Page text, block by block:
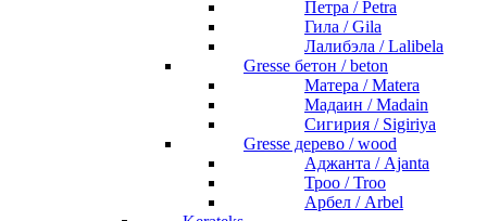
Петра / Petra
Гила / Gila
Лалибэла / Lalibela
Gresse бетон / beton
Матера / Matera
Мадаин / Madain
Сигирия / Sigiriya
Gresse дерево / wood
Аджанта / Ajanta
Троо / Troo
Арбел / Arbel